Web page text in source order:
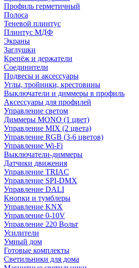
Профиль герметичный
Полоса
Теневой плинтус
Плинтус МДФ
Экраны
Заглушки
Крепёж и держатели
Соединители
Подвесы и аксессуары
Углы, тройники, крестовины
Выключатели и диммеры в профиль
Аксессуары для профилей
Управление светом
Диммеры MONO (1 цвет)
Управление MIX (2 цвета)
Управление RGB (3-6 цветов)
Управление Wi-Fi
Выключатели-диммеры
Датчики движения
Управление TRIAC
Управление SPI-DMX
Управление DALI
Кнопки и тумблеры
Управление KNX
Управление 0-10V
Управление 220 Вольт
Усилители
Умный дом
Готовые комплекты
Светильники для дома